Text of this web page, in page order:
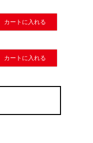
カートに入れる
カートに入れる